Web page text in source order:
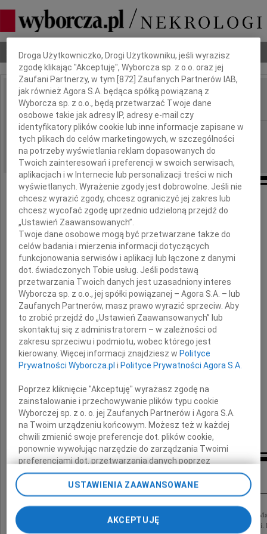
Nekrologi Odeszli Poradnik pogrzebowy
IMIĘ I NAZWISKO: Maciej Majchrzak
REGION: Łódź
DATA EMISJI: 03.09.2010
Wyrazy głębokiego współczucia
Rodzinie
z powodu śmierci naszego Kolegi
Maćka Majchrzaka
Stowarzyszenie Dealerów
i Serwisów Mercedes-Benz
Inne kondolencje
Z ogromnym żalem i smutkiem przyjęliśmy wiadomość o tragicznej śmierci Pana
Autotraper Sport Service, autoryzowanego dealera Chrysler, Jeep i Dodge w Łodzi.
Dbamy o Twoją prywatność
Droga Użytkowniczko, Drogi Użytkowniku, jeśli wyrazisz
zgodę klikając "Akceptuję", Wyborcza sp. z o.o. oraz jej
Zaufani Partnerzy, w tym [872 ] Zaufanych Partnerów IAB,
jak również Agora S.A. będąca spółką powiązaną z
Wyborcza sp. z o.o., będą przetwarzać Twoje dane
osobowe takie jak adresy IP, adresy e-mail czy
identyfikatory plików cookie lub inne informacje zapisane w
tych plikach do celów marketingowych, w szczególności
na potrzeby wyświetlania reklam dopasowanych do
Twoich zainteresowań i preferencji w swoich serwisach,
aplikacjach i w Internecie lub personalizacji treści w nich
wyświetlanych. Wyrażenie zgody jest dobrowolne. Jeśli nie
chcesz wyrazić zgody, chcesz ograniczyć jej zakres lub
chcesz wycofać zgodę uprzednio udzieloną przejdź do
„Ustawień Zaawansowanych”.
Twoje dane osobowe mogą być przetwarzane także do
celów badania i mierzenia informacji dotyczących
funkcjonowania serwisów i aplikacji lub łączone z danymi
dot. świadczonych Tobie usług. Jeśli podstawą
przetwarzania Twoich danych jest uzasadniony interes
Wyborcza sp. z o.o., jej spółki powiązanej – Agora S.A. – lub
Zaufanych Partnerów, masz prawo wyrazić sprzeciw. Aby
to zrobić przejdź do „Ustawień Zaawansowanych” lub
skontaktuj się z administratorem – w zależności od
zakresu sprzeciwu i podmiotu, wobec którego jest
kierowany. Więcej informacji znajdziesz w Polityce
Prywatności Wyborcza.pl i Polityce Prywatności Agora S.A.
Poprzez kliknięcie "Akceptuję" wyrażasz zgodę na
zainstalowanie i przechowywanie plików typu cookie
Wyborczej sp. z o. o. jej Zaufanych Partnerów i Agora S.A.
na Twoim urządzeniu końcowym. Możesz też w każdej
chwili zmienić swoje preferencje dot. plików cookie,
ponownie wywołując narzędzie do zarządzania Twoimi
preferencjami dot. przetwarzania danych poprzez
odnośnik „Ustawienia prywatności” w stopce serwisu i
przechodząc do sekcji „Ustawienia zaawansowane”.
Zmiana ustawień plików cookie możliwa jest także za
pomocą ustawień przeglądarki.
USTAWIENIA ZAAWANSOWANE
AKCEPTUJĘ